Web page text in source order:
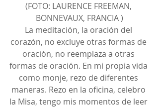
(FOTO: LAURENCE FREEMAN,
BONNEVAUX, FRANCIA )
La meditación, la oración del
corazón, no excluye otras formas de
oración, no reemplaza a otras
formas de oración. En mi propia vida
como monje, rezo de diferentes
maneras. Rezo en la oficina, celebro
la Misa, tengo mis momentos de leer